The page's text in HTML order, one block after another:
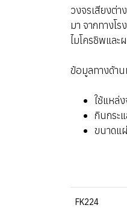
วงจรเสียงต่
มา จากทางโ
ไมโครชิพแล
ข้อมูลทางด้า
ใช้แหล่
กินกระ
ขนาดแ
FK224